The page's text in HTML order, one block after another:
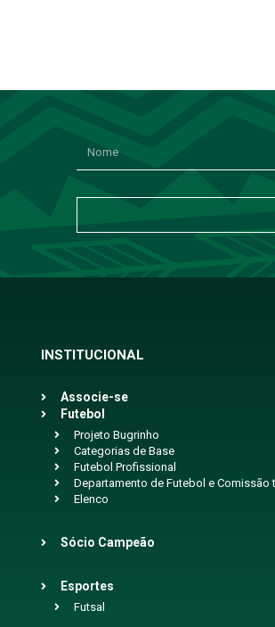
INSTITUCIONAL
Associe-se
Futebol
Projeto Bugrinho
Categorias de Base
Futebol Profissional
Departamento de Futebol e Comissão
Elenco
Sócio Campeão
Esportes
Futsal